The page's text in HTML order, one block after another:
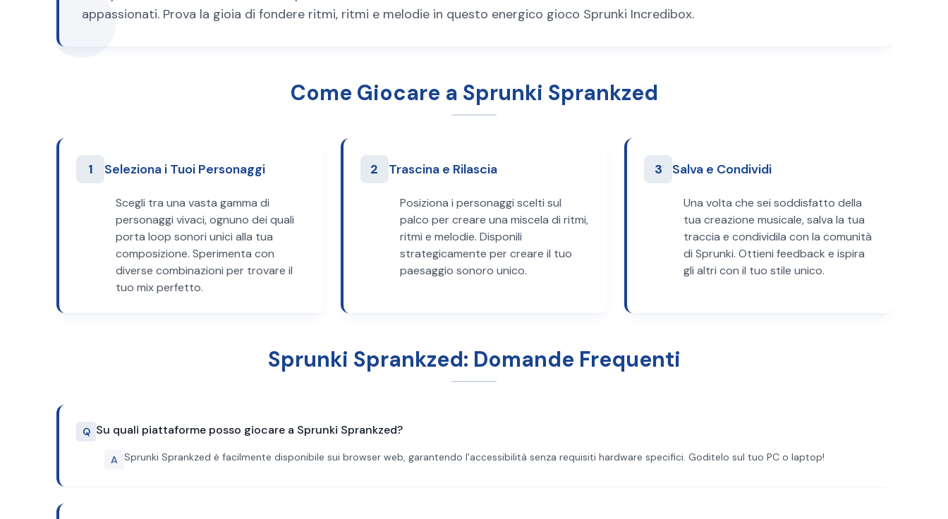
appassionati. Prova la gioia di fondere ritmi, ritmi e melodie in questo energico gioco Sprunki Incredibox.
Come Giocare a Sprunki Sprankzed
1 Seleziona i Tuoi Personaggi
Scegli tra una vasta gamma di
personaggi vivaci, ognuno dei quali
porta loop sonori unici alla tua
composizione. Sperimenta con
diverse combinazioni per trovare il
tuo mix perfetto.
2 Trascina e Rilascia
Posiziona i personaggi scelti sul
palco per creare una miscela di ritmi,
ritmi e melodie. Disponili
strategicamente per creare il tuo
paesaggio sonoro unico.
3 Salva e Condividi
Una volta che sei soddisfatto della
tua creazione musicale, salva la tua
traccia e condividila con la comunità
di Sprunki. Ottieni feedback e ispira
gli altri con il tuo stile unico.
Sprunki Sprankzed: Domande Frequenti
Q Su quali piattaforme posso giocare a Sprunki Sprankzed?
A Sprunki Sprankzed è facilmente disponibile sui browser web, garantendo l'accessibilità senza requisiti hardware specifici. Goditelo sul tuo PC o laptop!